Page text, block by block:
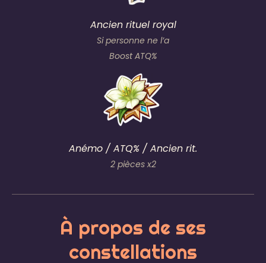
Ancien rituel royal
Si personne ne l’a
Boost ATQ%
Anémo / ATQ% / Ancien rit.
2 pièces x2
À propos de ses
constellations​